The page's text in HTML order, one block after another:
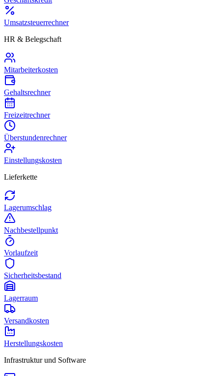
Umsatzsteuerrechner
HR & Belegschaft
Mitarbeiterkosten
Gehaltsrechner
Freizeitrechner
Überstundenrechner
Einstellungskosten
Lieferkette
Lagerumschlag
Nachbestellpunkt
Vorlaufzeit
Sicherheitsbestand
Lagerraum
Versandkosten
Herstellungskosten
Infrastruktur und Software